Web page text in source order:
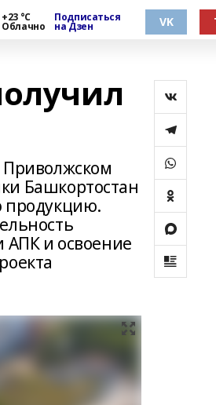
+23 °С
Облачно
Подписаться
на Дзен VK
Приволжском
Башкортостан
продукцию.
АПК и освоение